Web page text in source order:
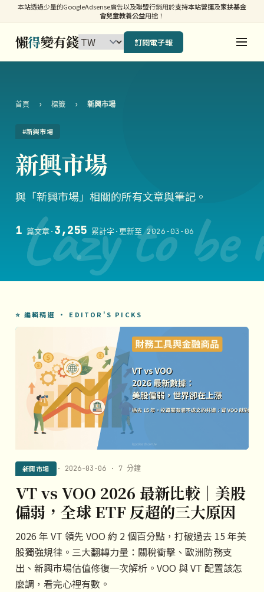
本站透過少量的GoogleAdsense廣告以及聯盟行銷用於支持本站營運及家扶基金
會兒童教養公益用途！
懶得變有錢 訂閱電子報
Lazy to be
首頁 › 標籤 › 新興市場
#新興市場
新興市場
與「新興市場」相關的所有文章與筆記。
1篇文章· 3,255累計字 ·更新至 2026-03-06
⭐ 編輯精選 · EDITOR'S PICKS
新興市場 · 2026-03-06 · 7 分鐘
VT vs VOO 2026 最新比較｜美股
偏弱，全球 ETF 反超的三大原因
2026 年 VT 領先 VOO 約 2 個百分點，打破過去 15 年美
股獨強規律。三大翻轉力量：關稅衝擊、歐洲防務支
出、新興市場估值修復一次解析。VOO 與 VT 配置該怎
麼調，看完心裡有數。